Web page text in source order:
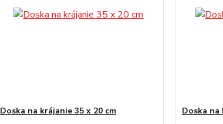
Doska na krájanie 35 x 20 cm Doska na